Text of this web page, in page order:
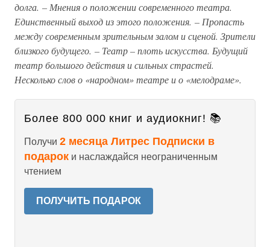
долга. – Мнения о положении современного театра.
Единственный выход из этого положения. – Пропасть
между современным зрительным залом и сценой. Зрители
близкого будущего. – Театр – плоть искусства. Будущий
театр большого действия и сильных страстей.
Несколько слов о «народном» театре и о «мелодраме».
Более 800 000 книг и аудиокниг! 📚
Получи 2 месяца Литрес Подписки в
подарок и наслаждайся неограниченным
чтением
ПОЛУЧИТЬ ПОДАРОК